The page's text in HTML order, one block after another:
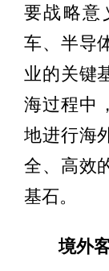
要战略意
车、半导
业的关键
海过程中
地进行海
全、高效
基石。
境外